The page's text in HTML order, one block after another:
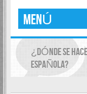
MENÚ
¿DÓNDE SE
ESPAÑOLA?